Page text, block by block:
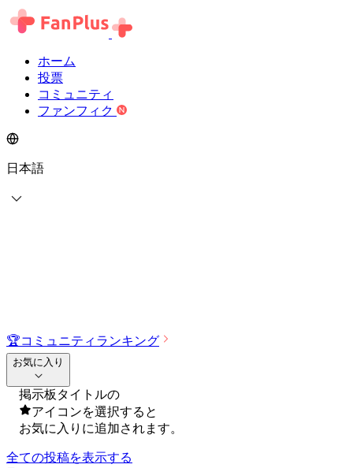
ホーム
投票
コミュニティ
ファンフィク
日本語
🏆コミュニティランキング
お気に入り
掲示板タイトルの
アイコンを選択すると
お気に入りに追加されます。
全ての投稿を表示する